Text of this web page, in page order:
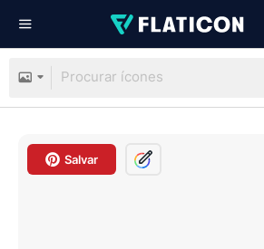
Salvar